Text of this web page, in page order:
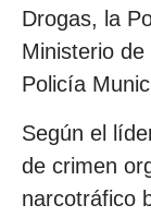
Drogas, la
Ministerio
Policía
Según el
de crimen
narcotráfico